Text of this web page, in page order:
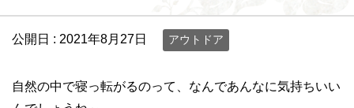
公開日 : 2021年8月27日 アウトドア
自然の中で寝っ転がるのって、なんであんなに気持ちいい